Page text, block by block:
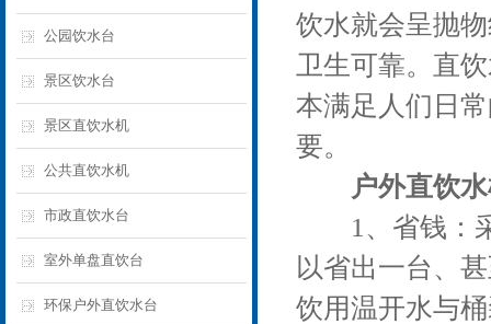
公园饮水台
景区饮水台
景区直饮水机
公共直饮水机
市政直饮水台
室外单盘直饮台
环保户外直饮水台
饮水就会呈抛
卫生可靠。直
本满足人们日
要。
户外直饮
1、省钱：采
以省出一台、
饮用温开水与